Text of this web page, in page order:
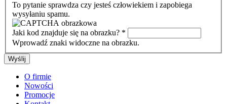
To pytanie sprawdza czy jesteś człowiekiem i zapobiega
wysyłaniu spamu.
Jaki kod znajduje się na obrazku? *
Wprowadź znaki widoczne na obrazku.
O firmie
Nowości
Promocje